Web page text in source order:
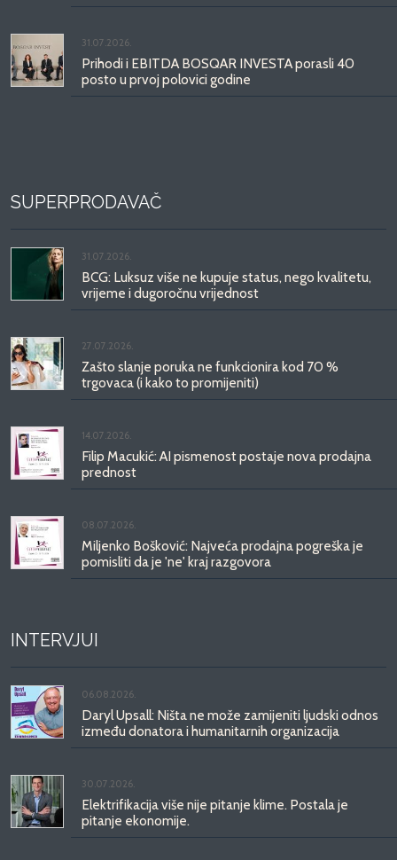
31.07.2026.
Prihodi i EBITDA BOSQAR INVESTA porasli 40
posto u prvoj polovici godine
SUPERPRODAVAČ
31.07.2026.
BCG: Luksuz više ne kupuje status, nego kvalitetu,
vrijeme i dugoročnu vrijednost
27.07.2026.
Zašto slanje poruka ne funkcionira kod 70 %
trgovaca (i kako to promijeniti)
14.07.2026.
Filip Macukić: AI pismenost postaje nova prodajna
prednost
08.07.2026.
Miljenko Bošković: Najveća prodajna pogreška je
pomisliti da je 'ne' kraj razgovora
INTERVJUI
06.08.2026.
Daryl Upsall: Ništa ne može zamijeniti ljudski odnos
između donatora i humanitarnih organizacija
30.07.2026.
Elektrifikacija više nije pitanje klime. Postala je
pitanje ekonomije.